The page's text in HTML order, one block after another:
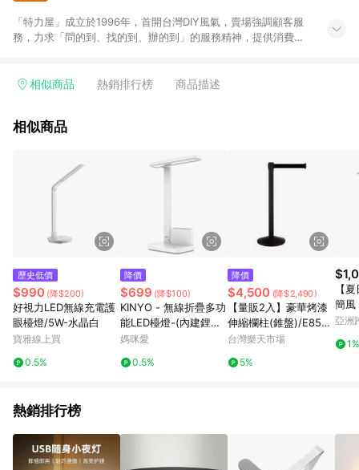
「特力屋」成立於1996年，首開台灣DIY風氣，賣場強調顧客服
務，力求「問的到、找的到、辦的到」的服務精神，提供消費者
客找到居家修繕、佈置或裝潢時所需；另外，在各家分店內規劃
等各方面進行整合，提升服務質感，期望每一位來店顧客，能輕
結帳流程(Easy to buy)、每次到「特力屋」購物都能得到新的啟
發與靈感(Exciting experience)，同時持續提供消費者居家修繕
最佳解決方案，以創造優質居家環境為首要目標，成為消費者打
相似商品 熱銷排行榜 商品描述
相似商品
歷史低價
$990 (降$200)
好視力LED無線充電護
眼檯燈/5W-水晶白
寶雅線上買
0.5%
降價
$699 (降$100)
KINYO - 無線折疊多功
能LED檯燈-(內建鋰電
池)-PLED4205
媽咪愛
0.5%
降價
$4,500 (降$2,490)
【量販2入】豪華烤漆
伸縮欄柱(錐盤)/E85A-
BK 開店/欄柱/紅龍柱/
台灣樂天市場
5%
【
簡風
檯燈
亞洲
1%
熱銷排行榜